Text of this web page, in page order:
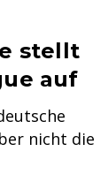
stellt
auf
nicht die